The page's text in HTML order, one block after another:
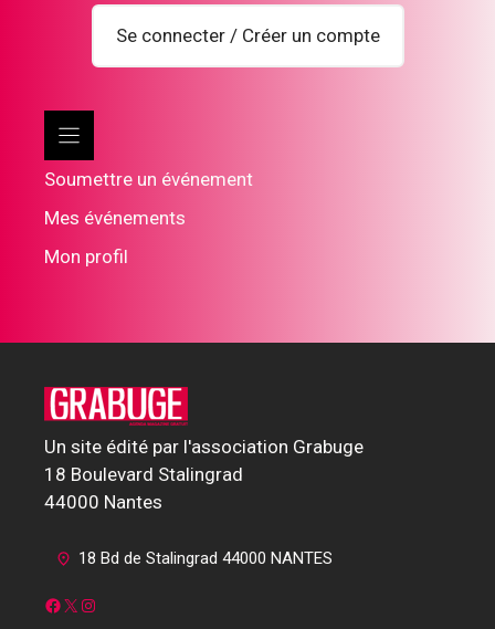
Se connecter / Créer un compte
Soumettre un événement
Mes événements
Mon profil
Un site édité par l'association Grabuge
18 Boulevard Stalingrad
44000 Nantes
18 Bd de Stalingrad 44000 NANTES
Facebook
X Instagram